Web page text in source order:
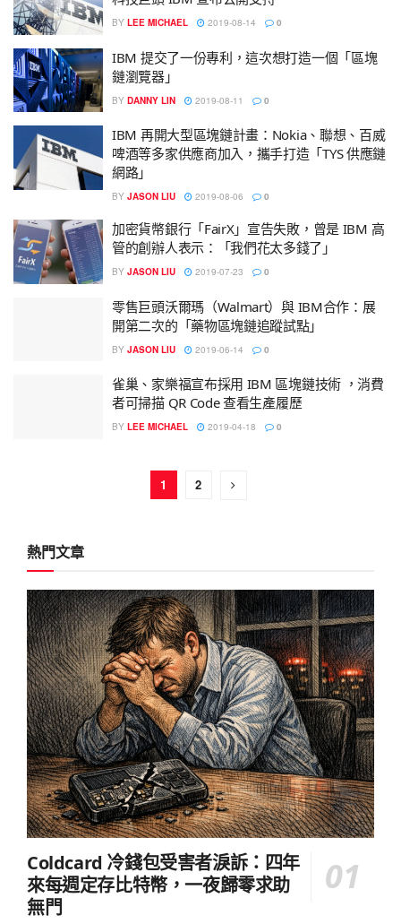
BY LEE MICHAEL 2019-08-14 0
IBM 提交了一份專利，這次想打造一個「區塊
鏈瀏覽器」
BY DANNY LIN 2019-08-11 0
IBM 再開大型區塊鏈計畫：Nokia、聯想、百威
啤酒等多家供應商加入，攜手打造「TYS 供應鏈
網路」
BY JASON LIU 2019-08-06 0
加密貨幣銀行「FairX」宣告失敗，曾是 IBM 高
管的創辦人表示：「我們花太多錢了」
BY JASON LIU 2019-07-23 0
零售巨頭沃爾瑪（Walmart）與 IBM合作：展
開第二次的「藥物區塊鏈追蹤試點」
BY JASON LIU 2019-06-14 0
雀巢、家樂福宣布採用 IBM 區塊鏈技術 ，消費
者可掃描 QR Code 查看生產履歷
BY LEE MICHAEL 2019-04-18 0
1 2
熱門文章
Coldcard 冷錢包受害者淚訴：四年
來每週定存比特幣，一夜歸零求助
無門